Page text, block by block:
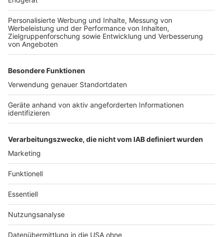
ist auch heute aufgegangen. Wir freuen uns, dass
zehntausende Fans im Stadion und in unserer Stadt
wieder fröhlich und in den allermeisten Fällen sehr
friedlich gefeiert haben. Wir sagen 'danke' und
verabschieden uns als Spielortbehörde aus dieser
Europameisterschaft."
Auf dem Heumarkt sollen auch weiterhin die Spiele der
EM als Public Viewing übertragen werden. Inwieweit
der Tanzbrunnen weiter als Public-Viewing-Fläche
genutzt wird, sei noch unklar, teilte die Stadt am
Abend mit.
Anzeige
Anzeige